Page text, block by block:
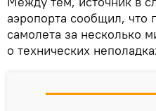
аэропорта сообщил, что
самолета за несколько
о технических